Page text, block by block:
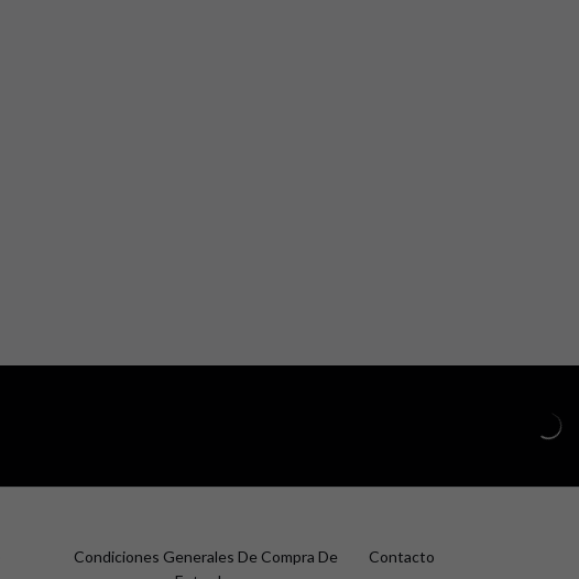
Condiciones Generales De Compra De
Contacto